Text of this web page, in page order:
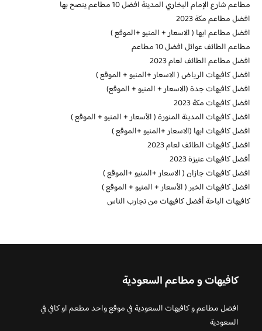
مطاعم شارع الإمام البخاري المدينة افضل 10 مطاعم ينصح بها
افضل مطاعم مكة 2023
افضل مطاعم ابها ( الاسعار + المنيو +الموقع )
مطاعم الطائف عوائل افضل 10 مطاعم
افضل مطاعم الطائف لعام 2023
افضل كافيهات الرياض ( الاسعار +المنيو + الموقع )
افضل كافيهات جدة (الاسعار + المنيو + الموقع)
افضل كافيهات مكة 2023
افضل كافيهات المدينة المنورة ( الأسعار + المنيو + الموقع )
افضل كافيهات ابها (الاسعار +المنيو +الموقع )
افضل كافيهات الطائف لعام 2023
أفضل كافيهات عنيزة 2023
افضل كافيهات جازان ( الاسعار +المنيو +الموقع )
افضل كافيهات الخبر ( الأسعار + المنيو + الموقع )
كافيهات الباحة أفضل كافيهات من تجارب الناس
كافيهات و مطاعم السعودية
افضل مطاعم و كافيهات السعودية في موقع واحد مطعم او كافي في
السعودية